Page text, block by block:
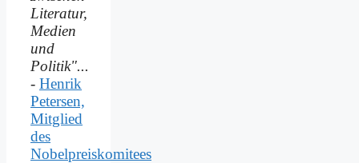
Literatur,
Medien
und
Politik"...
- Henrik
Petersen,
Mitglied
des
Nobelpreiskomitees